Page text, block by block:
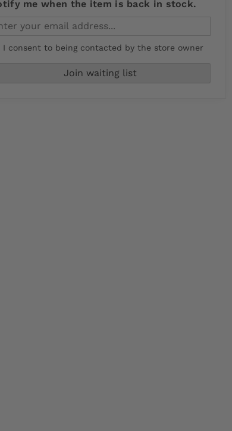
me when the item is back in stock.
I consent to being contacted by the store owner